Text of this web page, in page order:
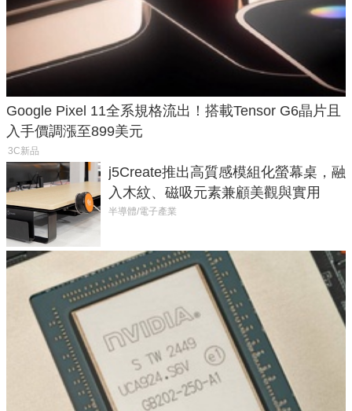
Google Pixel 11全系規格流出！搭載Tensor G6晶片且
入手價調漲至899美元
3C新品
j5Create推出高質感模組化螢幕桌，融
入木紋、磁吸元素兼顧美觀與實用
半導體/電子產業